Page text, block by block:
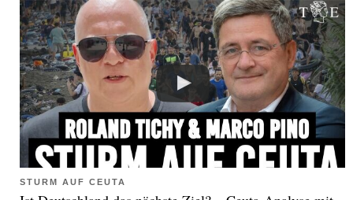
STURM AUF CEUTA